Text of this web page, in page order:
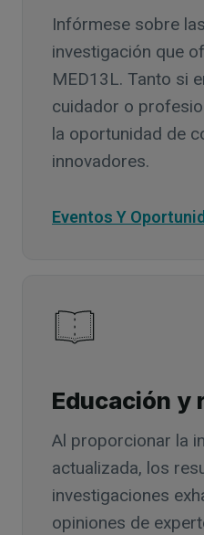
Infórmese sobre
investigación que
MED13L. Tanto si
cuidador o
la oportunidad de
innovadores.
Eventos Y
Educación y
Al proporcionar la
actualizada, los
investigaciones
opiniones de